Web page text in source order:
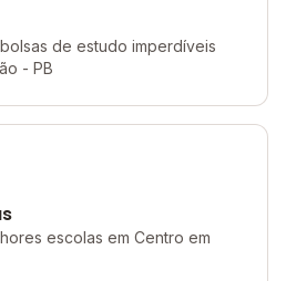
de estudo imperdíveis
- PB
escolas em Centro em